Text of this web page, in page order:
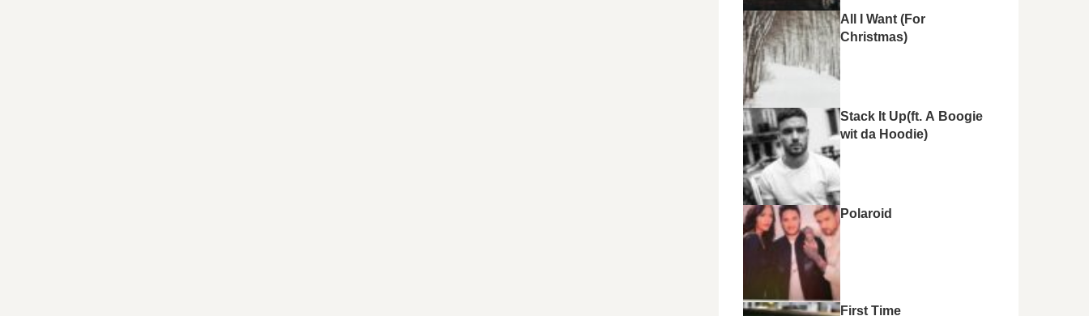
All I Want (For
Christmas)
Stack It Up(ft. A Boogie
wit da Hoodie)
Polaroid
First Time